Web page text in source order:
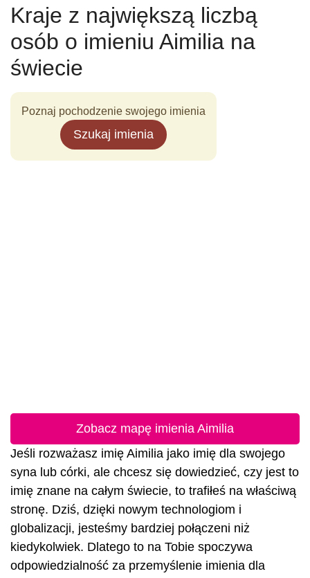
Kraje z największą liczbą
osób o imieniu Aimilia na
świecie
Poznaj pochodzenie swojego imienia
Szukaj imienia
Zobacz mapę imienia Aimilia
Jeśli rozważasz imię Aimilia jako imię dla swojego
syna lub córki, ale chcesz się dowiedzieć, czy jest to
imię znane na całym świecie, to trafiłeś na właściwą
stronę. Dziś, dzięki nowym technologiom i
globalizacji, jesteśmy bardziej połączeni niż
kiedykolwiek. Dlatego to na Tobie spoczywa
odpowiedzialność za przemyślenie imienia dla